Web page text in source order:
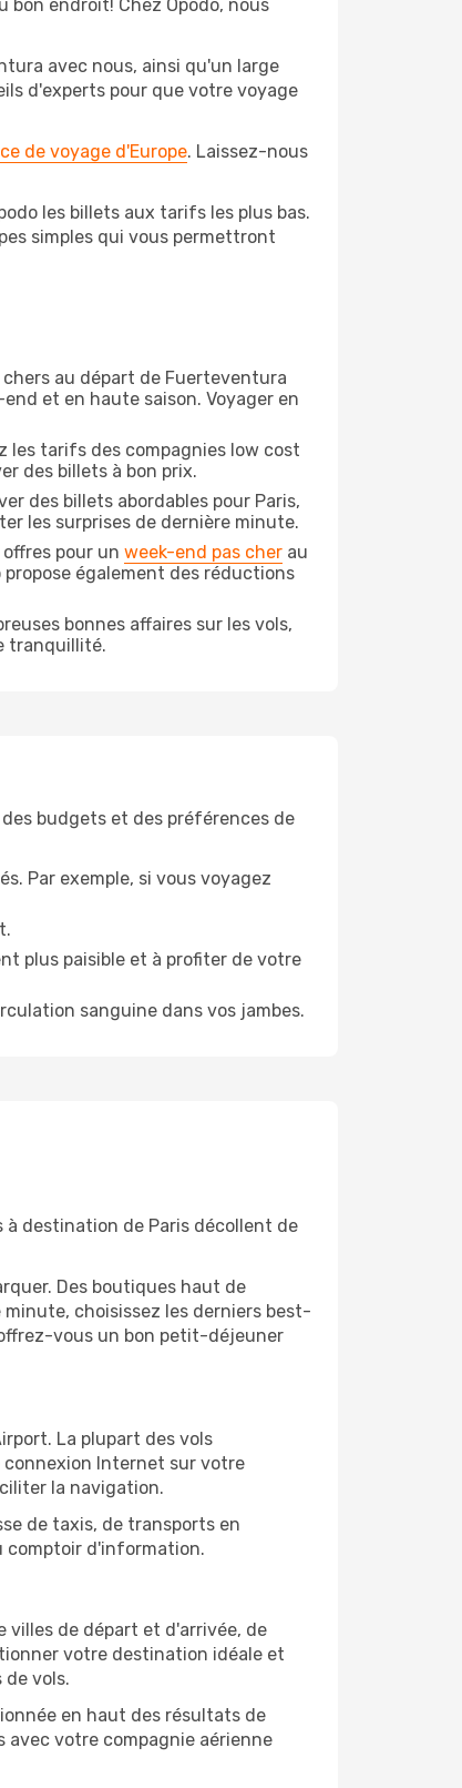
endroit! Chez Opodo, nous
avec nous, ainsi qu'un large
d'experts pour que votre voyage
de voyage d'Europe. Laissez-nous
les billets aux tarifs les plus bas.
simples qui vous permettront
au départ de Fuerteventura
et en haute saison. Voyager en
les tarifs des compagnies low cost
des billets à bon prix.
des billets abordables pour Paris,
les surprises de dernière minute.
pour un week-end pas cher au
également des réductions
bonnes affaires sur les vols,
tranquillité.
budgets et des préférences de
Par exemple, si vous voyagez
plus paisible et à profiter de votre
sanguine dans vos jambes.
destination de Paris décollent de
Des boutiques haut de
choisissez les derniers best-
vous un bon petit-déjeuner
La plupart des vols
connexion Internet sur votre
la navigation.
de taxis, de transports en
comptoir d'information.
villes de départ et d'arrivée, de
votre destination idéale et
vols.
en haut des résultats de
avec votre compagnie aérienne